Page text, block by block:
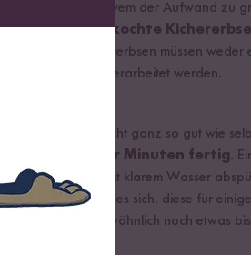
oder wem der Aufwand zu
auch aufvorgekochte
Diese Kichererbsen müssen weder
direkt weiterverarbeitet werden.
kochen
zwar nicht ganz so gut wie
weniger Minuten fertig.
geben und mit klarem Wasser
magst, empfiehlt es sich, diese für
Dose sind für gewöhnlich noch etwas